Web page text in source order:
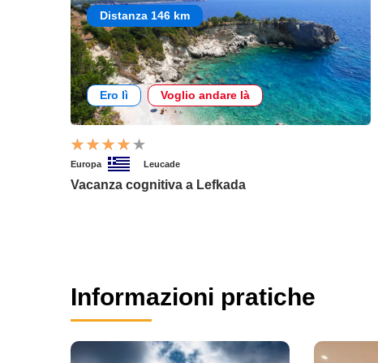
Distanza 146 km
Ero lì Voglio andare là
Europa Leucade
Vacanza cognitiva a Lefkada
Informazioni pratiche